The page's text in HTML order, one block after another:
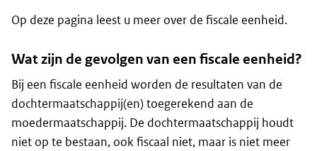
Op deze pagina leest u meer over de fiscale eenheid.
Wat zijn de gevolgen van een fiscale eenheid?
Bij een fiscale eenheid worden de resultaten van de
dochtermaatschappij(en) toegerekend aan de
moedermaatschappij. De dochtermaatschappij houdt
niet op te bestaan, ook fiscaal niet, maar is niet meer